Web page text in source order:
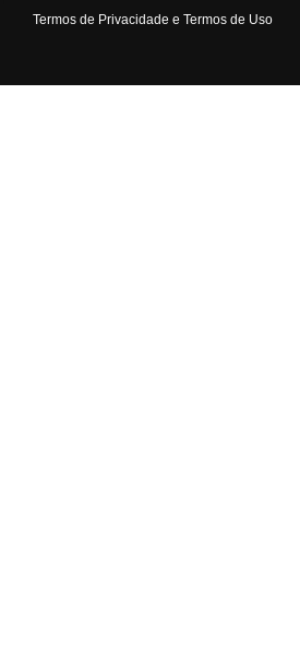
Termos de Privacidade e Termos de Uso